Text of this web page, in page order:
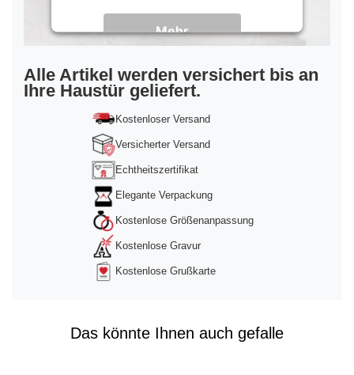
Mehr
Informationen
Akzeptieren
powered byUsercentrics Consent
Management Platform&Trusted Shops
Alle Artikel werden versichert bis an
Ihre Haustür geliefert.
Kostenloser Versand
Versicherter Versand
Echtheitszertifikat
Elegante Verpackung
Kostenlose Größenanpassung
Kostenlose Gravur
Kostenlose Grußkarte
Das könnte Ihnen auch gefalle